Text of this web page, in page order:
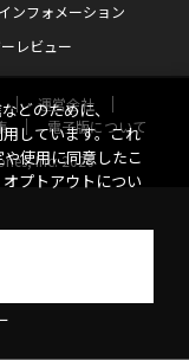
インフォメーション
レビュー
運営会社
電子版について
Inc. 2026
どのために、
しています。これ
使用に同意したこ
プトアウトについ